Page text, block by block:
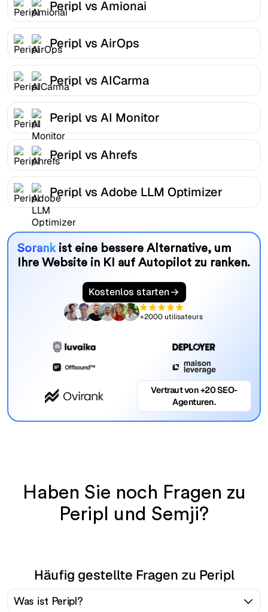
Peripl vs Amionai
Peripl vs AirOps
Peripl vs AICarma
Peripl vs AI Monitor
Peripl vs Ahrefs
Peripl vs Adobe LLM Optimizer
Sorankist eine bessere Alternative, um
Ihre Website in KI auf Autopilot zu ranken.
Kostenlos starten
+2000 utilisateurs
Vertraut von +20 SEO-
Agenturen.
Haben Sie noch Fragen zu
Peripl und Semji?
Häufig gestellte Fragen zu Peripl
Was ist Peripl?